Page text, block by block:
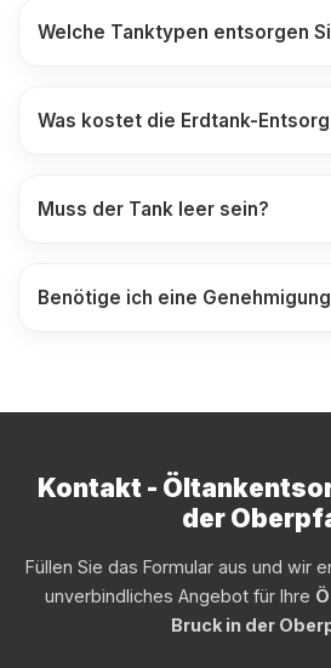
Welche Tanktypen entsorgen
Was kostet die Erdtank-
Muss der Tank leer sein?
Benötige ich eine
Kontakt -
der
Füllen Sie das Formular aus und wir
unverbindliches Angebot für Ihre
Bruck in der